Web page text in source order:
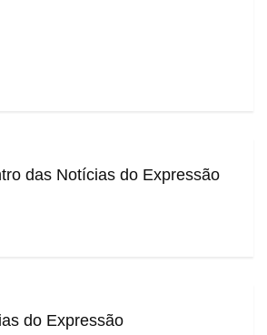
das Notícias do Expressão
do Expressão